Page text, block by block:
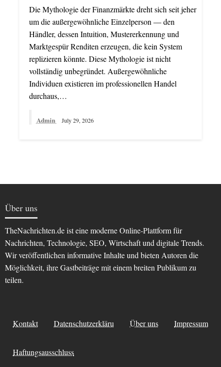
Die Mythologie der Finanzmärkte dreht sich seit jeher
um die außergewöhnliche Einzelperson — den
Händler, dessen Intuition, Mustererkennung und
Marktgespür Renditen erzeugen, die kein System
replizieren könnte. Diese Mythologie ist nicht
vollständig unbegründet. Außergewöhnliche
Individuen existieren im professionellen Handel
durchaus,…
Admin July 29, 2026
Über uns
TheNachrichten.de ist eine moderne Online-Plattform für
Nachrichten, Technologie, SEO, Wirtschaft und digitale Trends.
Wir veröffentlichen informative Inhalte und bieten Autoren die
Möglichkeit, ihre Gastbeiträge mit einem breiten Publikum zu
teilen.
Kontakt Datenschutzerkläru Über uns Impressum
Haftungsausschluss